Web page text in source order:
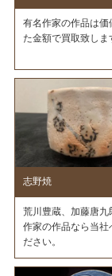
有名作家の作品は価
た金額で買取致しま
志野焼
荒川豊蔵、加藤唐九
作家の作品なら当社
ださい。